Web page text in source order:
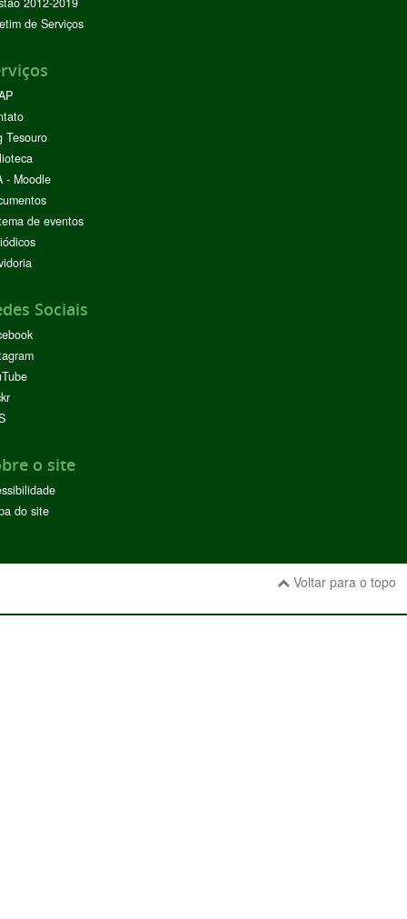
de Serviços
Tesouro
- Moodle
de eventos
Sociais
o site
do site
Voltar para o topo